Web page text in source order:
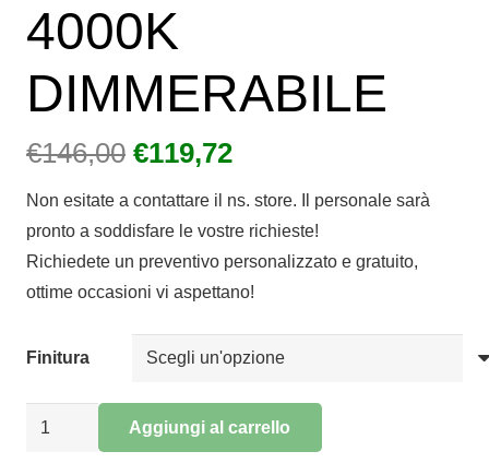
4000K
DIMMERABILE
€146,00 Il
originale
era:
€146,00.
€119,72Il
attuale
è:
€119,72.
Non esitate a contattare il ns. store. Il personale sarà
pronto a soddisfare le vostre richieste!
Richiedete un preventivo personalizzato e gratuito,
ottime occasioni vi aspettano!
Finitura
SOSPENSIONE
Aggiungi al carrello